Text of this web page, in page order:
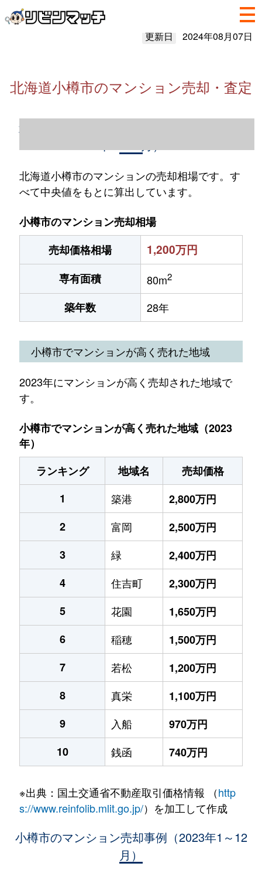
更新日 2024年08月07日
北海道小樽市のマンション売却・査定
北海道小樽市のマンション売却情報（2023
北海道小樽市のマンションの売却相場です。す
べて中央値をもとに算出しています。
小樽市のマンション売却相場
売却価格相場
1,200万円
専有面積 80m2
築年数 28年
小樽市でマンションが高く売れた地域
2023年にマンションが高く売却された地域で
す。
小樽市でマンションが高く売れた地域（2023
年）
ランキング
地域名
売却価格
1
築港
2,800万円
2
富岡
2,500万円
3
緑
2,400万円
4
住吉町
2,300万円
5
花園
1,650万円
6
稲穂
1,500万円
7
若松
1,200万円
8
真栄
1,100万円
9
入船
970万円
10
銭函 740万円
※出典：国土交通省不動産取引価格情報 （http
s://www.reinfolib.mlit.go.jp/）を加工して作成
小樽市のマンション売却事例（2023年1～12
月）